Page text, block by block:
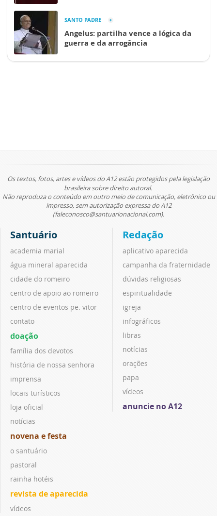
SANTO PADRE
Angelus: partilha vence a lógica da
guerra e da arrogância
Os textos, fotos, artes e vídeos do A12 estão protegidos pela legislação
brasileira sobre direito autoral.
Não reproduza o conteúdo em outro meio de comunicação, eletrônico ou
impresso, sem autorização expressa do A12
(faleconosco@santuarionacional.com).
Santuário
academia marial
água mineral aparecida
cidade do romeiro
centro de apoio ao romeiro
centro de eventos pe. vitor
contato
doação
família dos devotos
história de nossa senhora
imprensa
locais turísticos
loja oficial
notícias
novena e festa
o santuário
pastoral
rainha hotéis
revista de aparecida
vídeos
Redação
aplicativo aparecida
campanha da fraternidade
dúvidas religiosas
espiritualidade
igreja
infográficos
libras
notícias
orações
papa
vídeos
anuncie no A12